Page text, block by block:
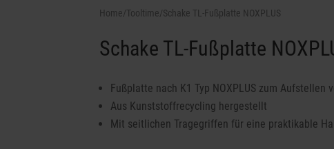
Home/Tooltime/Schake TL-Fußplatte NOXPLUS
Schake TL-Fußplatte
Fußplatte nach K1 Typ NOXPLUS zum Aufstellen
Aus Kunststoffrecycling hergestellt
Mit seitlichen Tragegriffen für eine praktikable